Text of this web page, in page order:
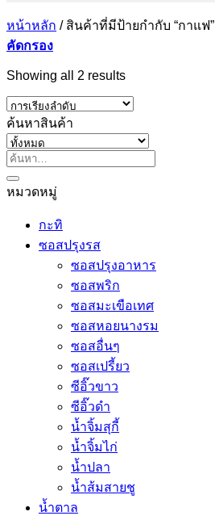
หน้าหลัก /สินค้าที่มีป้ายกำกับ “กาแฟ”
คัดกรอง
Showing all 2 results
ค้นหาสินค้า
ค้นหา:
หมวดหมู่
กะทิ
ซอสปรุงรส
ซอสปรุงอาหาร
ซอสพริก
ซอสมะเขือเทศ
ซอสหอยนางรม
ซอสอื่นๆ
ซอสเปรี้ยว
ซีอิ๊วขาว
ซีอิ๊วดำ
น้ำจิ้มสุกี้
น้ำจิ้มไก่
น้ำปลา
น้ำส้มสายชู
น้ำตาล